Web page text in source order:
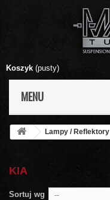
Koszyk (pusty)
MENU
Lampy / Reflektory
KIA
Sortuj wg --